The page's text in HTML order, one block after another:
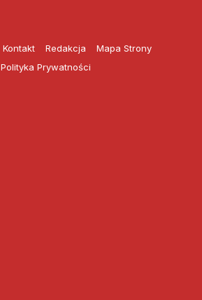
Kontakt Redakcja
Mapa Strony
Polityka Prywatności